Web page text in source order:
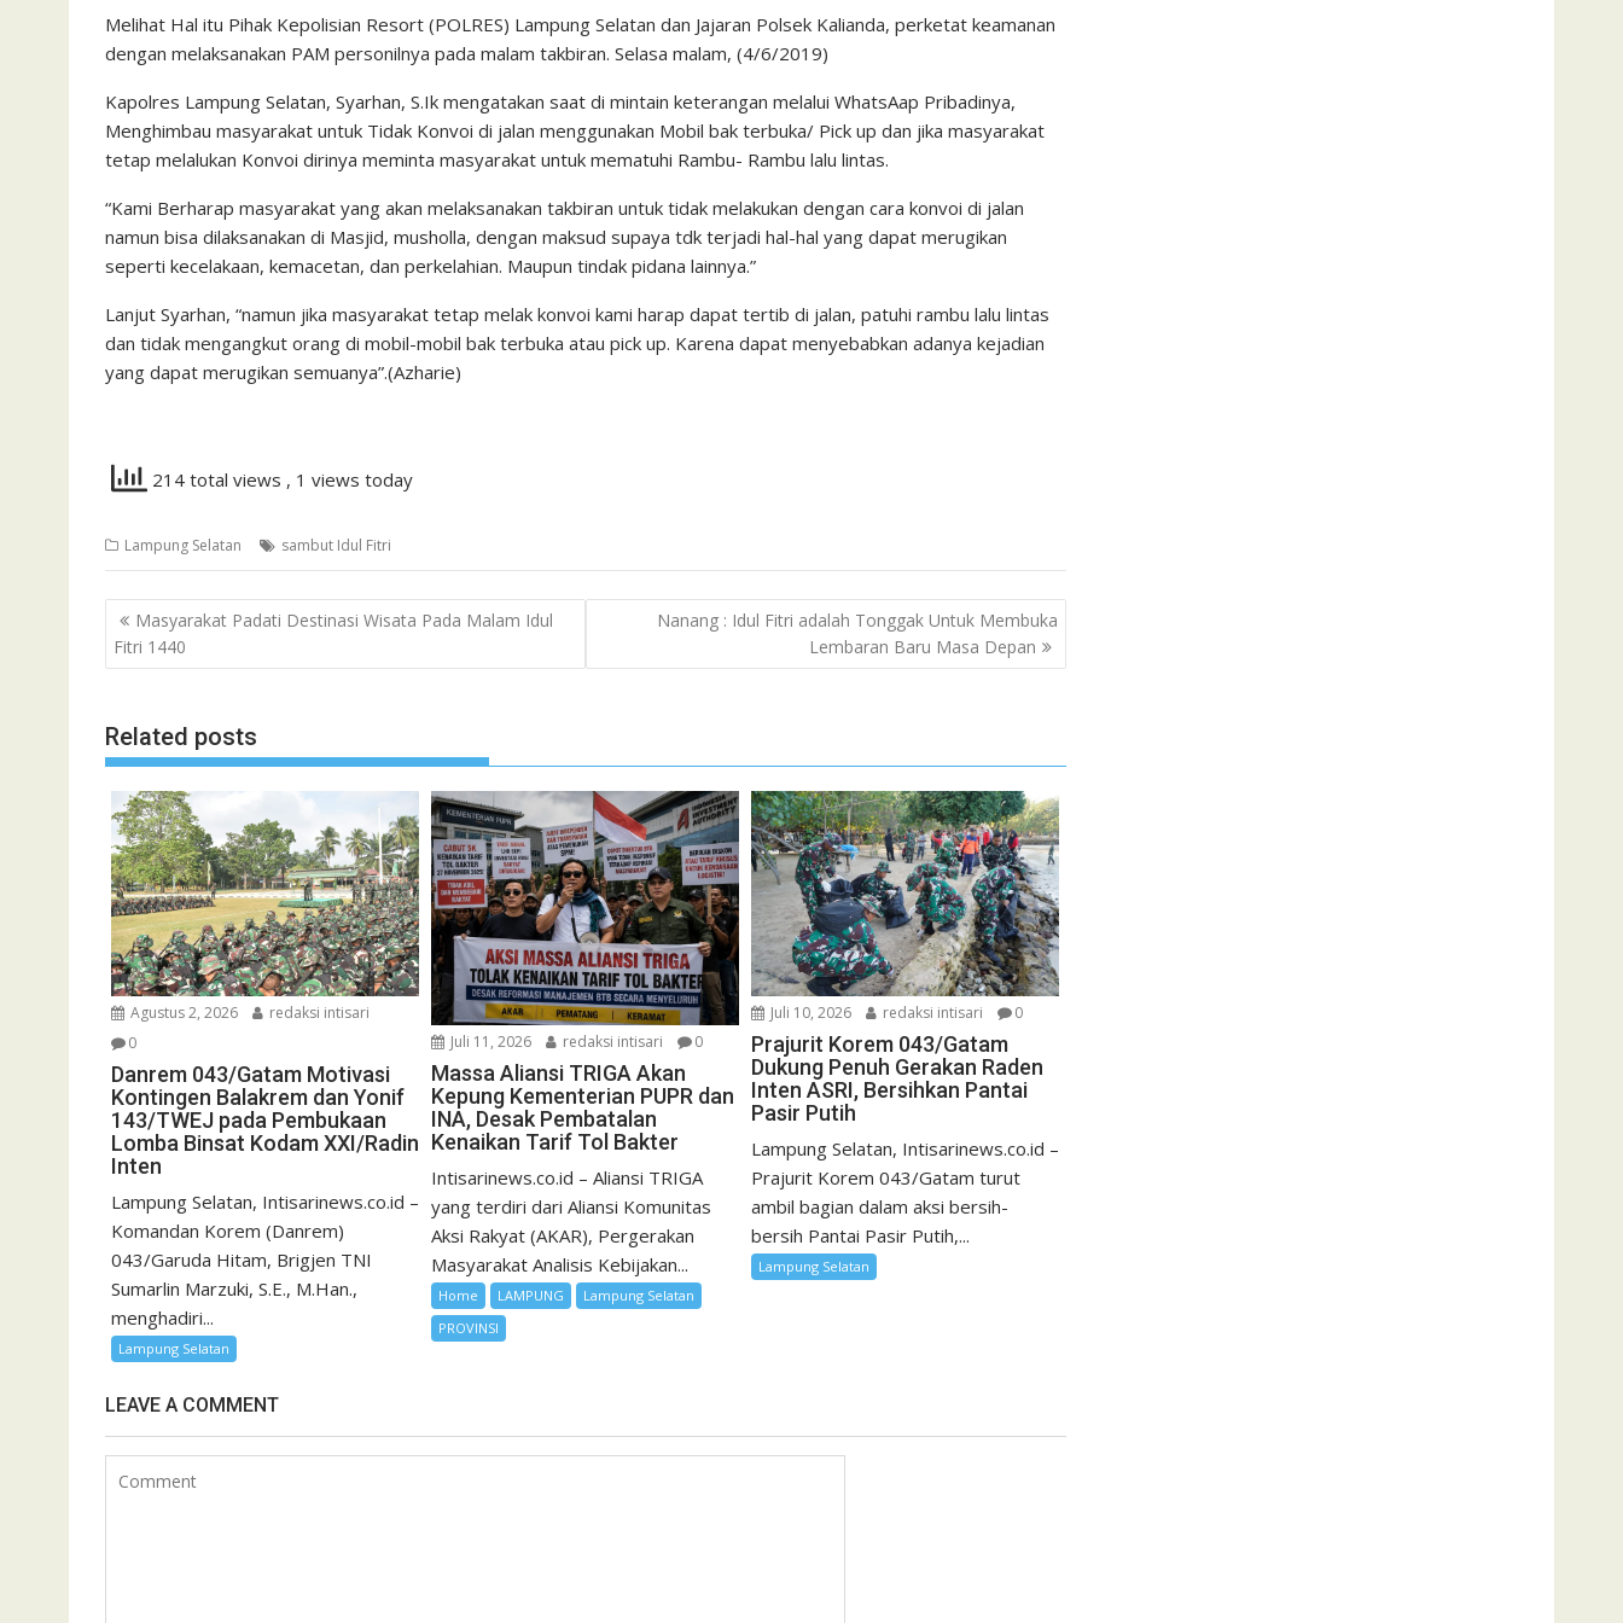
Melihat Hal itu Pihak Kepolisian Resort (POLRES) Lampung Selatan dan Jajaran Polsek Kalianda, perketat keamanan
dengan melaksanakan PAM personilnya pada malam takbiran. Selasa malam, (4/6/2019)
Kapolres Lampung Selatan, Syarhan, S.Ik mengatakan saat di mintain keterangan melalui WhatsAap Pribadinya,
Menghimbau masyarakat untuk Tidak Konvoi di jalan menggunakan Mobil bak terbuka/ Pick up dan jika masyarakat
tetap melalukan Konvoi dirinya meminta masyarakat untuk mematuhi Rambu- Rambu lalu lintas.
“Kami Berharap masyarakat yang akan melaksanakan takbiran untuk tidak melakukan dengan cara konvoi di jalan
namun bisa dilaksanakan di Masjid, musholla, dengan maksud supaya tdk terjadi hal-hal yang dapat merugikan
seperti kecelakaan, kemacetan, dan perkelahian. Maupun tindak pidana lainnya.”
Lanjut Syarhan, “namun jika masyarakat tetap melak konvoi kami harap dapat tertib di jalan, patuhi rambu lalu lintas
dan tidak mengangkut orang di mobil-mobil bak terbuka atau pick up. Karena dapat menyebabkan adanya kejadian
yang dapat merugikan semuanya”.(Azharie)
214 total views , 1 views today
Lampung Selatan sambut Idul Fitri
Navigasi
pos
Masyarakat Padati Destinasi Wisata Pada Malam Idul
Fitri 1440
Nanang : Idul Fitri adalah Tonggak Untuk Membuka
Lembaran Baru Masa Depan
Related posts
Agustus 2, 2026
redaksi intisari
0
Danrem 043/Gatam Motivasi
Kontingen Balakrem dan Yonif
143/TWEJ pada Pembukaan
Lomba Binsat Kodam XXI/Radin
Inten
Lampung Selatan, Intisarinews.co.id –
Komandan Korem (Danrem)
043/Garuda Hitam, Brigjen TNI
Sumarlin Marzuki, S.E., M.Han.,
menghadiri...
Lampung Selatan
Juli 11, 2026 redaksi intisari 0
Massa Aliansi TRIGA Akan
Kepung Kementerian PUPR dan
INA, Desak Pembatalan
Kenaikan Tarif Tol Bakter
Intisarinews.co.id – Aliansi TRIGA
yang terdiri dari Aliansi Komunitas
Aksi Rakyat (AKAR), Pergerakan
Masyarakat Analisis Kebijakan...
Home LAMPUNG
Lampung Selatan
PROVINSI
Juli 10, 2026 redaksi intisari 0
Prajurit Korem 043/Gatam
Dukung Penuh Gerakan Raden
Inten ASRI, Bersihkan Pantai
Pasir Putih
Lampung Selatan, Intisarinews.co.id –
Prajurit Korem 043/Gatam turut
ambil bagian dalam aksi bersih-
bersih Pantai Pasir Putih,...
Lampung Selatan
LEAVE A COMMENT